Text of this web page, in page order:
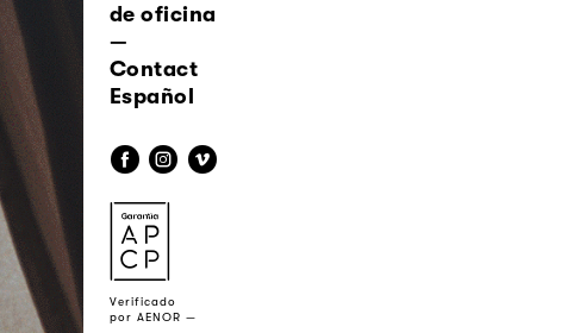
de oficina
—
Contact
Español
f i v
a
Verificado
por AENOR —